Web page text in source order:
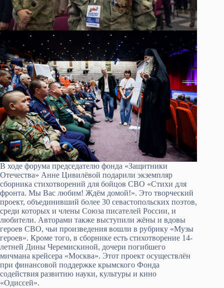
В ходе форума председателю фонда «Защитники
Отечества» Анне Цивилёвой подарили экземпляр
сборника стихотворений для бойцов СВО «Стихи для
фронта. Мы Вас любим! Ждём домой!». Это творческий
проект, объединивший более 30 севастопольских поэтов,
среди которых и члены Союза писателей России, и
любители. Авторами также выступили жёны и вдовы
героев СВО, чьи произведения вошли в рубрику «Музы
героев». Кроме того, в сборнике есть стихотворение 14-
летней Дины Черемискиной, дочери погибшего
мичмана крейсера «Москва». Этот проект осуществлён
при финансовой поддержке крымского Фонда
содействия развитию науки, культуры и кино
«Одиссей».